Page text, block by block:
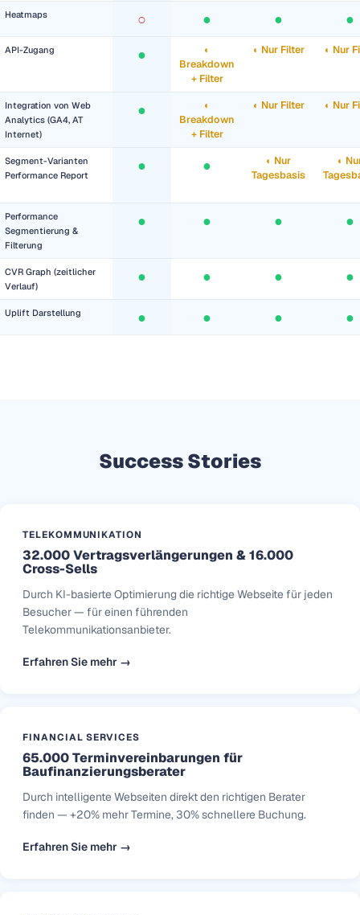
Heatmaps ○ ● ● ●
API-Zugang ●
◐
Breakdown
+ Filter
◐ Nur Filter ◐ Nur
Integration von Web
Analytics (GA4, AT
Internet)
●
◐
Breakdown
+ Filter
◐ Nur Filter ◐ Nur
Segment-Varianten
Performance Report
● ●
◐ Nur
Tagesbasis
◐
Performance
Segmentierung &
Filterung
● ● ● ●
CVR Graph (zeitlicher
Verlauf)
● ● ● ●
Uplift Darstellung ● ● ● ●
Success Stories
TELEKOMMUNIKATION
32.000 Vertragsverlängerungen & 16.000
Cross-Sells
Durch KI-basierte Optimierung die richtige Webseite für jeden
Besucher — für einen führenden
Telekommunikationsanbieter.
Erfahren Sie mehr →
FINANCIAL SERVICES
65.000 Terminvereinbarungen für
Baufinanzierungsberater
Durch intelligente Webseiten direkt den richtigen Berater
finden — +20% mehr Termine, 30% schnellere Buchung.
Erfahren Sie mehr →